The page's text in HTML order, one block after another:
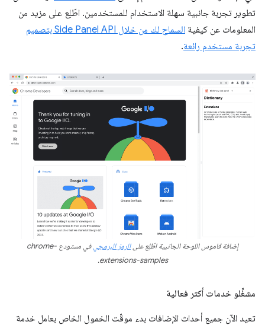
تطوير تجربة جانبية سهلة الاستخدام للمستخدمين. اطّلِع على مزيد من
المعلومات عن كيفية
السماح لك من خلال Side Panel API بتصميم
تجربة مستخدم رائعة.
إضافة قاموس اللوحة الجانبية اطّلِع علىالرمز البرمجي
في مستودع chrome-
extensions-samples.
مشغِّلو خدمات أكثر فعالية
تعيد الآن جميع أحداث الإضافات بدء موقّت الخمول الخاص بعامل خدمة